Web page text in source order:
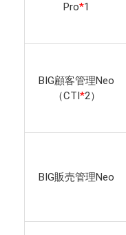
Pro*1
BIG顧客管理Neo
（CTI*2）
BIG販売管理Neo